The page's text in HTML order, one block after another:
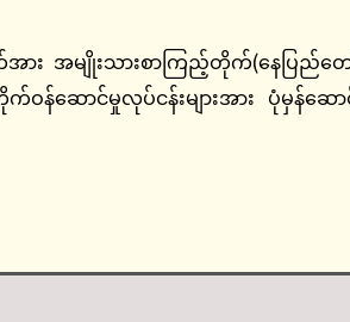
ား အမျိုးသားစာကြည့်တိုက်(နေပြည်
ဆောင်မှုလုပ်ငန်းများအား ပုံမှန်ဆေ